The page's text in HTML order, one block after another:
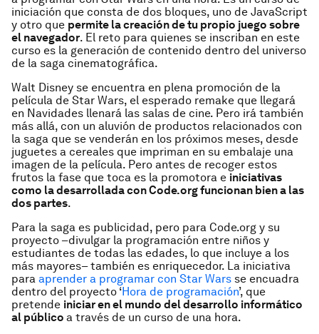
iniciación que consta de dos bloques, uno de JavaScript
y otro que permite la creación de tu propio juego sobre
el navegador. El reto para quienes se inscriban en este
curso es la generación de contenido dentro del universo
de la saga cinematográfica.
Walt Disney se encuentra en plena promoción de la
película de Star Wars, el esperado remake que llegará
en Navidades llenará las salas de cine. Pero irá también
más allá, con un aluvión de productos relacionados con
la saga que se venderán en los próximos meses, desde
juguetes a cereales que impriman en su embalaje una
imagen de la película. Pero antes de recoger estos
frutos la fase que toca es la promotora e iniciativas
como la desarrollada con Code.org funcionan bien a las
dos partes.
Para la saga es publicidad, pero para Code.org y su
proyecto –divulgar la programación entre niños y
estudiantes de todas las edades, lo que incluye a los
más mayores– también es enriquecedor. La iniciativa
para aprender a programar con Star Wars se encuadra
dentro del proyecto ‘Hora de programación’, que
pretende iniciar en el mundo del desarrollo informático
al público a través de un curso de una hora.